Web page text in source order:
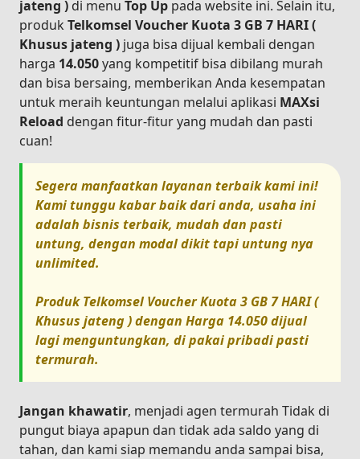
jateng ) di menu Top Up pada website ini. Selain itu,
produk Telkomsel Voucher Kuota 3 GB 7 HARI (
Khusus jateng ) juga bisa dijual kembali dengan
harga 14.050yang kompetitif bisa dibilang murah
dan bisa bersaing, memberikan Anda kesempatan
untuk meraih keuntungan melalui aplikasi MAXsi
Reload dengan fitur-fitur yang mudah dan pasti
cuan!
Segera manfaatkan layanan terbaik kami ini!
Kami tunggu kabar baik dari anda, usaha ini
adalah bisnis terbaik, mudah dan pasti
untung, dengan modal dikit tapi untung nya
unlimited.
ProdukTelkomsel Voucher Kuota 3 GB 7 HARI (
Khusus jateng )dengan Harga 14.050dijual
lagi menguntungkan, di pakai pribadi pasti
termurah.
Jangan khawatir, menjadi agen termurah Tidak di
pungut biaya apapun dan tidak ada saldo yang di
tahan, dan kami siap memandu anda sampai bisa,